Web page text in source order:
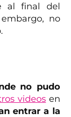
al final del
no
no pudo
videosen
entrar a la